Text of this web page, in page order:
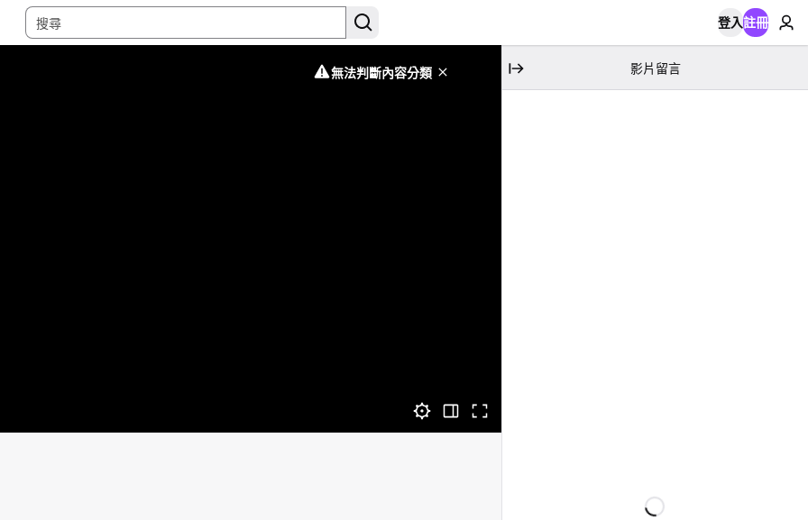
登入註冊
無法判斷內容分類 影片留言